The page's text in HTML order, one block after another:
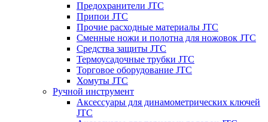
Предохранители JTC
Припои JTC
Прочие расходные материалы JTC
Сменные ножи и полотна для ножовок JTC
Средства защиты JTC
Термоусадочные трубки JTC
Торговое оборудование JTC
Хомуты JTC
Ручной инструмент
Аксессуары для динамометрических ключей
JTC